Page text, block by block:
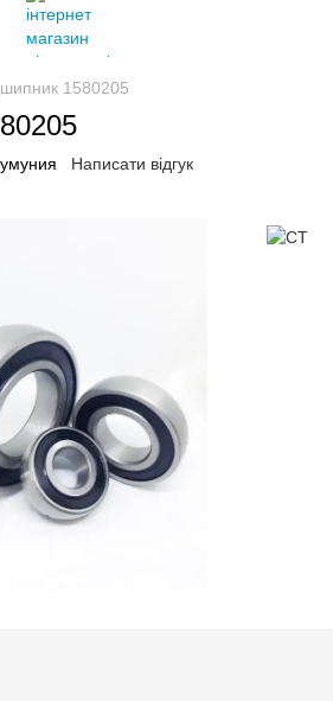
1580205
Написати відгук